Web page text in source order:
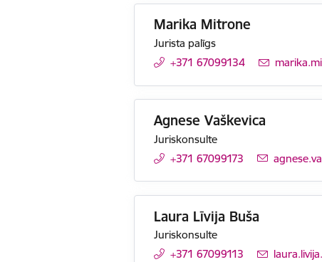
Marika Mitrone
Jurista palīgs
+371 67099134
E-pasts:
Agnese Vaškevica
Juriskonsulte
+371 67099173
E-pasts:
Laura Līvija Buša
Juriskonsulte
+371 67099113
E-pasts: